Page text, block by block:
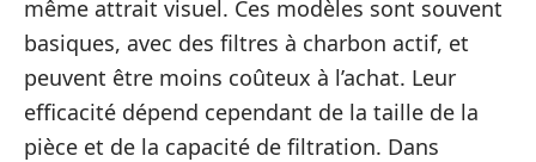
même attrait visuel. Ces modèles sont souvent
basiques, avec des filtres à charbon actif, et
peuvent être moins coûteux à l’achat. Leur
efficacité dépend cependant de la taille de la
pièce et de la capacité de filtration. Dans